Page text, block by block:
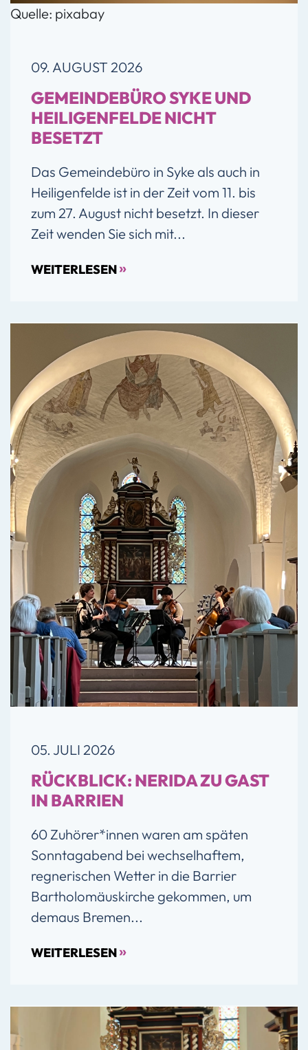
Quelle: pixabay
09. AUGUST 2026
GEMEINDEBÜRO SYKE UND
HEILIGENFELDE NICHT
BESETZT
Das Gemeindebüro in Syke als auch in
Heiligenfelde ist in der Zeit vom 11. bis
zum 27. August nicht besetzt. In dieser
Zeit wenden Sie sich mit...
WEITERLESEN»
05. JULI 2026
RÜCKBLICK: NERIDA ZU GAST
IN BARRIEN
60 Zuhörer*innen waren am späten
Sonntagabend bei wechselhaftem,
regnerischen Wetter in die Barrier
Bartholomäuskirche gekommen, um
demaus Bremen...
WEITERLESEN»